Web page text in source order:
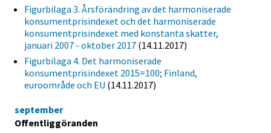
Figurbilaga 3. Årsförändring av det harmoniserade
konsumentprisindexet och det harmoniserade
konsumentprisindexet med konstanta skatter,
januari 2007 - oktober 2017 (14.11.2017)
Figurbilaga 4. Det harmoniserade
konsumentprisindexet 2015=100; Finland,
euroområde och EU (14.11.2017)
september
Offentliggöranden